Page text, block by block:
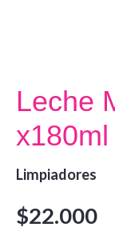
Leche
x180ml
Limpiadores
$22.000